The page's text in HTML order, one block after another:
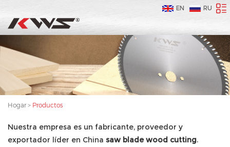
EN RU
Hogar> Productos
Nuestra empresa es un fabricante, proveedor y
exportador líder en China saw blade wood cutting.